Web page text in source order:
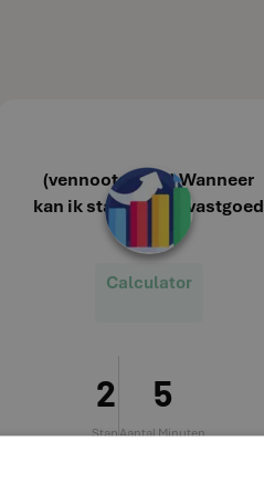
(vennootschap) Wanneer
kan ik starten met vastgoed
Calculator
2
Stap
5
Aantal Minuten